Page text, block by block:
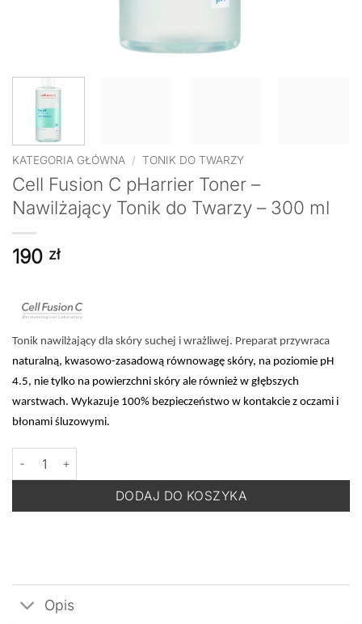
KATEGORIA GŁÓWNA / TONIK DO TWARZY
Cell Fusion C pHarrier Toner –
Nawilżający Tonik do Twarzy – 300 ml
190 zł
Tonik nawilżający dla skóry suchej i wrażliwej. Preparat przywraca
naturalną, kwasowo-zasadową równowagę skóry, na poziomie pH
4.5, nie tylko na powierzchni skóry ale również w głębszych
warstwach. Wykazuje 100% bezpieczeństwo w kontakcie z oczami i
błonami śluzowymi.
ilość Cell Fusion C pHarrier Toner - Nawilżający Tonik do
DODAJ DO KOSZYKA
Opis